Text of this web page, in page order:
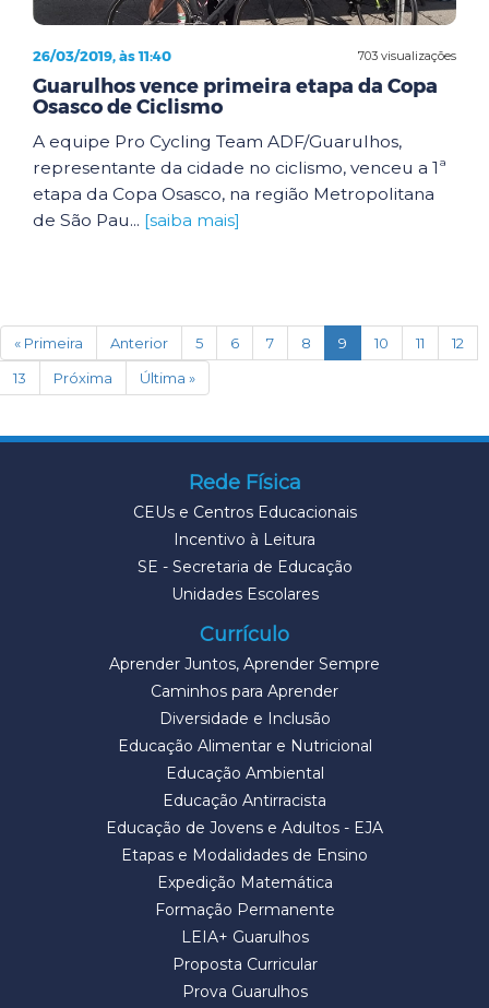
703 visualizações
26/03/2019, às 11:40
Guarulhos vence primeira etapa da Copa
Osasco de Ciclismo
A equipe Pro Cycling Team ADF/Guarulhos,
representante da cidade no ciclismo, venceu a 1ª
etapa da Copa Osasco, na região Metropolitana
de São Pau... [saiba mais]
« Primeira Anterior 5 6 7 8 9 (current)
10 11
12
13
Próxima Última »
Rede Física
CEUs e Centros Educacionais
Incentivo à Leitura
SE - Secretaria de Educação
Unidades Escolares
Currículo
Aprender Juntos, Aprender Sempre
Caminhos para Aprender
Diversidade e Inclusão
Educação Alimentar e Nutricional
Educação Ambiental
Educação Antirracista
Educação de Jovens e Adultos - EJA
Etapas e Modalidades de Ensino
Expedição Matemática
Formação Permanente
LEIA+ Guarulhos
Proposta Curricular
Prova Guarulhos